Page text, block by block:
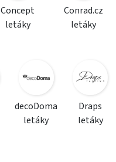
Concept
letáky
Conrad.cz
letáky
decoDoma
letáky
Draps
letáky